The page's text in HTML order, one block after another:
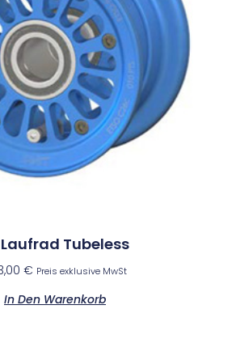
Laufrad Tubeless
€ Preis exklusive MwSt
In Den Warenkorb